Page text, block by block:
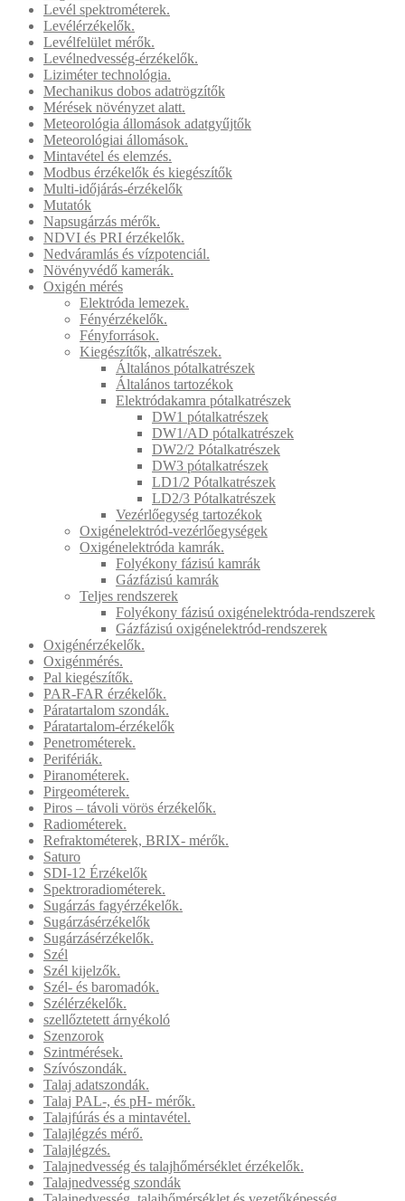
Levél spektrométerek.
Levélérzékelők.
Levélfelület mérők.
Levélnedvesség-érzékelők.
Liziméter technológia.
Mechanikus dobos adatrögzítők
Mérések növényzet alatt.
Meteorológia állomások adatgyűjtők
Meteorológiai állomások.
Mintavétel és elemzés.
Modbus érzékelők és kiegészítők
Multi-időjárás-érzékelők
Mutatók
Napsugárzás mérők.
NDVI és PRI érzékelők.
Nedváramlás és vízpotenciál.
Növényvédő kamerák.
Oxigén mérés
Elektróda lemezek.
Fényérzékelők.
Fényforrások.
Kiegészítők, alkatrészek.
Általános pótalkatrészek
Általános tartozékok
Elektródakamra pótalkatrészek
DW1 pótalkatrészek
DW1/AD pótalkatrészek
DW2/2 Pótalkatrészek
DW3 pótalkatrészek
LD1/2 Pótalkatrészek
LD2/3 Pótalkatrészek
Vezérlőegység tartozékok
Oxigénelektród-vezérlőegységek
Oxigénelektróda kamrák.
Folyékony fázisú kamrák
Gázfázisú kamrák
Teljes rendszerek
Folyékony fázisú oxigénelektróda-rendszerek
Gázfázisú oxigénelektród-rendszerek
Oxigénérzékelők.
Oxigénmérés.
Pal kiegészítők.
PAR-FAR érzékelők.
Páratartalom szondák.
Páratartalom-érzékelők
Penetrométerek.
Perifériák.
Piranométerek.
Pirgeométerek.
Piros – távoli vörös érzékelők.
Radiométerek.
Refraktométerek, BRIX- mérők.
Saturo
SDI-12 Érzékelők
Spektroradiométerek.
Sugárzás fagyérzékelők.
Sugárzásérzékelők
Sugárzásérzékelők.
Szél
Szél kijelzők.
Szél- és baromadók.
Szélérzékelők.
szellőztetett árnyékoló
Szenzorok
Szintmérések.
Szívószondák.
Talaj adatszondák.
Talaj PAL-, és pH- mérők.
Talajfúrás és a mintavétel.
Talajlégzés mérő.
Talajlégzés.
Talajnedvesség és talajhőmérséklet érzékelők.
Talajnedvesség szondák